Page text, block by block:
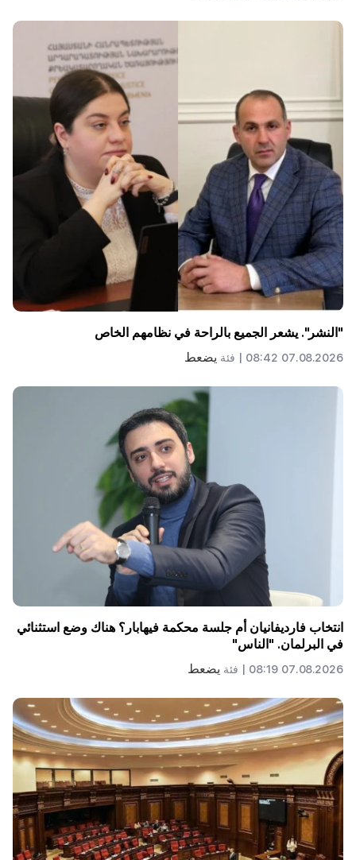
"النشر". يشعر الجميع بالراحة في نظامهم الخاص
07.08.2026 08:42 | فئة يضعط
انتخاب فارديفانيان أم جلسة محكمة فيهابار؟ هناك وضع استثنائي
في البرلمان. "الناس"
07.08.2026 08:19 | فئة يضعط